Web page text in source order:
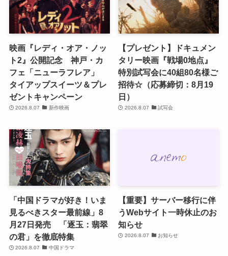
映画『レディ・オア・ノッ
ト2』公開記念 神戸・カ
フェ「ニューラフレア」
タイアップスイーツ＆プレ
ゼントキャンペーン
2026.8.07 新作映画
【プレゼント】ドキュメン
タリー映画『戦場0地点』
特別試写会に40組80名様ご
招待☆（応募締切：8月19
日）
2026.8.07 試写会
「中国ドラマが好き！いま
見るべきスター最前線」8
月27日発売 「逐玉：翡翠
の君」を徹底特集
2026.8.07 中国ドラマ
【重要】サーバー移行に伴
うWebサイト一時休止のお
知らせ
2026.8.07 お知らせ